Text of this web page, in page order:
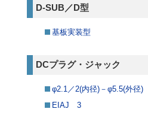
D-SUB／D型
基板実装型
DCプラグ・ジャック
φ2.1／2(内径)－φ5.5(外径)
EIAJ 3